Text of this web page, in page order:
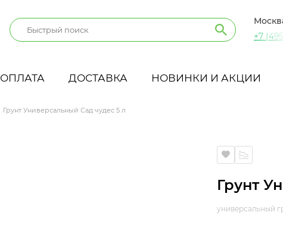
+7
ОПЛАТА ДОСТАВКА НОВИНКИ И АКЦИИ
Грунт Универсальный Сад чудес 5 л
Грунт
универсальный